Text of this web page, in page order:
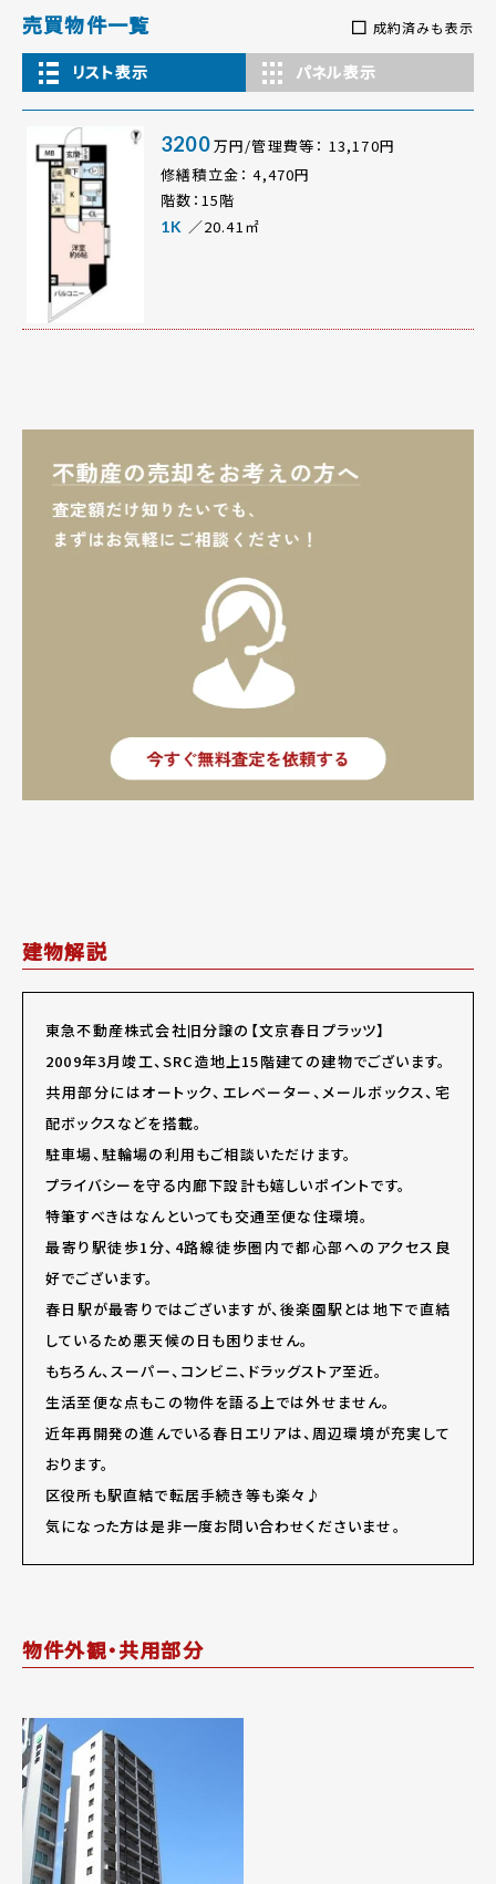
売買物件一覧 成約済みも表示
リスト表示 パネル表示
3200万円/管理費等： 13,170円
修繕積立金： 4,470円
階数：15階
1K ／20.41㎡
建物解説
東急不動産株式会社旧分譲の【文京春日プラッツ】
2009年3月竣工、SRC造地上15階建ての建物でございます。
共用部分にはオートック、エレベーター、メールボックス、宅
配ボックスなどを搭載。
駐車場、駐輪場の利用もご相談いただけます。
プライバシーを守る内廊下設計も嬉しいポイントです。
特筆すべきはなんといっても交通至便な住環境。
最寄り駅徒歩1分、4路線徒歩圏内で都心部へのアクセス良
好でございます。
春日駅が最寄りではございますが、後楽園駅とは地下で直結
しているため悪天候の日も困りません。
もちろん、スーパー、コンビニ、ドラッグストア至近。
生活至便な点もこの物件を語る上では外せません。
近年再開発の進んでいる春日エリアは、周辺環境が充実して
おります。
区役所も駅直結で転居手続き等も楽々♪
気になった方は是非一度お問い合わせくださいませ。
物件外観・共用部分